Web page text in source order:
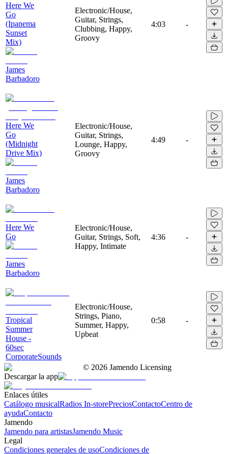
Here We
Go
(Ipanema
Sunset
Mix)
James
Barbadoro
Electronic/House,
Guitar, Strings,
Clubbing, Happy,
Groovy
4:03 -
Here We
Go
(Midnight
Drive Mix)
James
Barbadoro
Electronic/House,
Guitar, Strings,
Lounge, Happy,
Groovy
4:49 -
Here We
Go
James
Barbadoro
Electronic/House,
Guitar, Strings, Soft,
Happy, Intimate
4:36 -
Tropical
Summer
House -
60sec
CorporateSounds
Electronic/House,
Strings, Piano,
Summer, Happy,
Upbeat
0:58 -
© 2026 Jamendo Licensing
Descargar la app
Enlaces útiles
Catálogo musicalRadios In-storePreciosContactoCentro de
ayudaContacto
Jamendo
Jamendo para artistasJamendo Music
Legal
Condiciones generales de usoCondiciones de